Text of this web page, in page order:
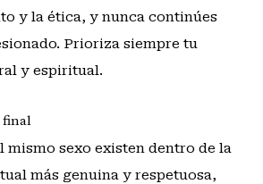
y la ética, y nunca continúes
Prioriza siempre tu
y espiritual.
final
mismo sexo existen dentro de la
más genuina y respetuosa,